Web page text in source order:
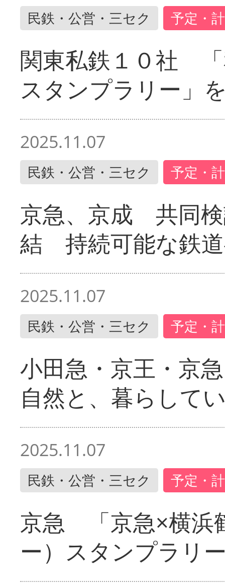
民鉄・公営・三セク 予定・
関東私鉄１０社
スタンプラリー」
2025.11.07
民鉄・公営・三セク 予定・
京急、京成 共同
結 持続可能な鉄
2025.11.07
民鉄・公営・三セク 予定・
小田急・京王・京
自然と、暮らして
2025.11.07
民鉄・公営・三セク 予定・
京急 「京急×横浜
ー）スタンプラリ